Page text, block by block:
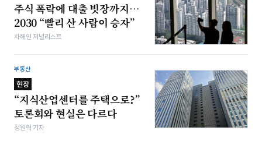
주식 폭락에 대출 빗장까지…
2030 “빨리 산 사람이 승자”
차해인 저널리스트
부동산
현장
“지식산업센터를 주택으로?”
토론회와 현실은 다르다
정원혁 기자